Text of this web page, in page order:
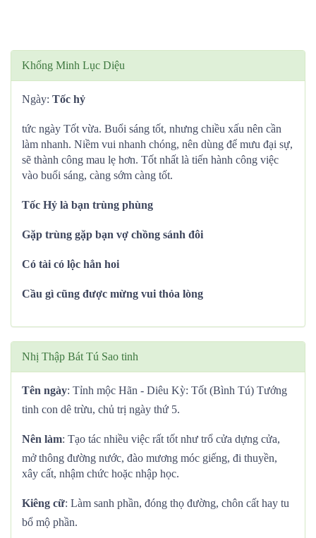
Khổng Minh Lục Diệu
Ngày: Tốc hỷ
tức ngày Tốt vừa. Buổi sáng tốt, nhưng chiều xấu nên cần
làm nhanh. Niềm vui nhanh chóng, nên dùng để mưu đại sự,
sẽ thành công mau lẹ hơn. Tốt nhất là tiến hành công việc
vào buổi sáng, càng sớm càng tốt.
Tốc Hỷ là bạn trùng phùng
Gặp trùng gặp bạn vợ chồng sánh đôi
Có tài có lộc hẳn hoi
Cầu gì cũng được mừng vui thỏa lòng
Nhị Thập Bát Tú Sao tinh
Tên ngày: Tỉnh mộc Hãn - Diêu Kỳ: Tốt (Bình Tú) Tướng
tinh con dê trừu, chủ trị ngày thứ 5.
Nên làm: Tạo tác nhiều việc rất tốt như trổ cửa dựng cửa,
mở thông đường nước, đào mương móc giếng, đi thuyền,
xây cất, nhậm chức hoặc nhập học.
Kiêng cữ: Làm sanh phần, đóng thọ đường, chôn cất hay tu
bổ mộ phần.